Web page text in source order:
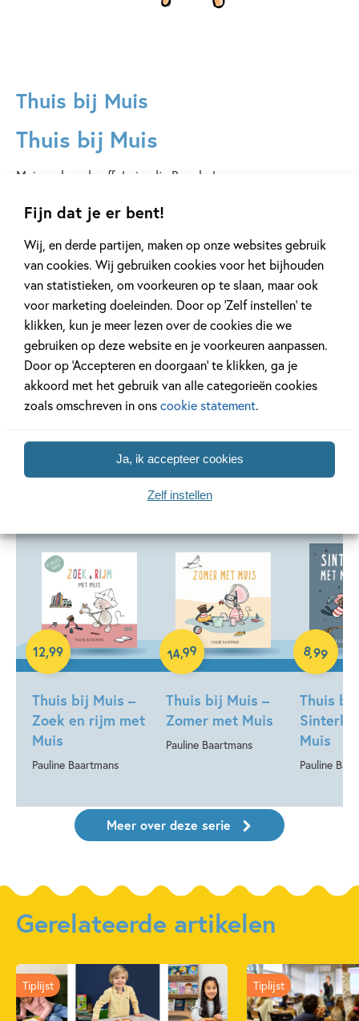
Fijn dat je er bent!
Wij, en derde partijen, maken op onze websites gebruik
van cookies. Wij gebruiken cookies voor het bijhouden
van statistieken, om voorkeuren op te slaan, maar ook
voor marketing doeleinden. Door op ‘Zelf instellen’ te
klikken, kun je meer lezen over de cookies die we
gebruiken op deze website en je voorkeuren aanpassen.
Door op ‘Accepteren en doorgaan’ te klikken, ga je
akkoord met het gebruik van alle categorieën cookies
zoals omschreven in onscookie statement.
Ja, ik accepteer cookies
Zelf instellen
Thuis bij Muis
Thuis bij Muis
Muis en haar knuffelvriendje Beer beleven samen
plassen stampen tot fietsen of koekjes bakken, de twee
vriendjes beleven veilige en vrolijke avonturen, altijd in de
herkenbare teken- en schrijfstijl op rijm van bedenker en
maker Pauline Baartmans. Muis heeft ook een eigen
voorleesapp, Thuis bij Muis, en eenwebshop.
Lees verder
Andere boeken uit de serie 'Thuis bij
Thuis bij Muis –
Zoek en rijm met
Muis
Pauline Baartmans
12,99
Hardcover
Thuis bij Muis –
Zomer met Muis
Pauline Baartmans
14,99
Hardcover
Thuis
Muis
Pauline
8,99
Hardcover
Meer over deze serie
Gerelateerde artikelen
Tiplijst Tiplijst